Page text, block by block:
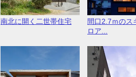
南北に開く二世帯住宅
間口2.7ｍのス
ロア...